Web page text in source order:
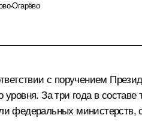
Огарёво
с поручением
уровня. За три года в
федеральных